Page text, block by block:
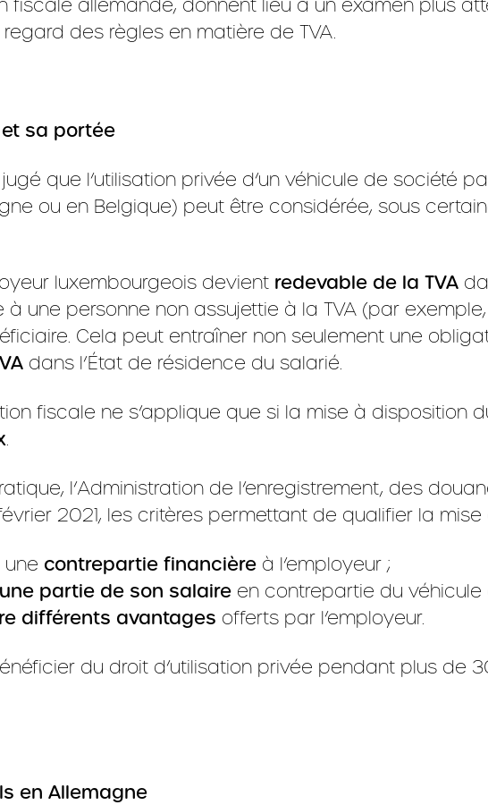
fiscale allemande, donnent lieu à un examen plus
regard des règles en matière de TVA.
et sa portée
jugé que l’utilisation privée d’un véhicule de société
ou en Belgique) peut être considérée, sous
luxembourgeois devient redevable de la TVA
une personne non assujettie à la TVA (par
Cela peut entraîner non seulement une
dans l’État de résidence du salarié.
fiscale ne s’applique que si la mise à disposition
.
l’Administration de l’enregistrement, des
février 2021, les critères permettant de qualifier la
une contrepartie financière à l’employeur ;
partie de son salaire en contrepartie du
différents avantages offerts par l’employeur.
du droit d’utilisation privée pendant plus de
en Allemagne